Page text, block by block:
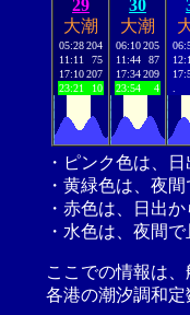
29
大潮
05:28204
11:11
75
17:10207
23:21
10
30
大潮
06:10205
11:44
87
17:34209
23:54
4
・ピンク色は、
・黄緑色は、夜
・赤色は、日出
・水色は、夜間
ここでの情報は
各港の潮汐調和